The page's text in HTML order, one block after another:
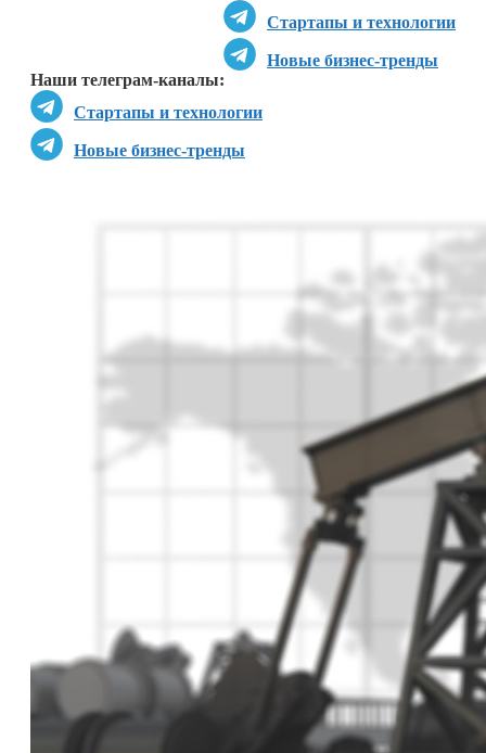
Стартапы и технологии
Новые бизнес-тренды
Наши телеграм-каналы:
Стартапы и технологии
Новые бизнес-тренды